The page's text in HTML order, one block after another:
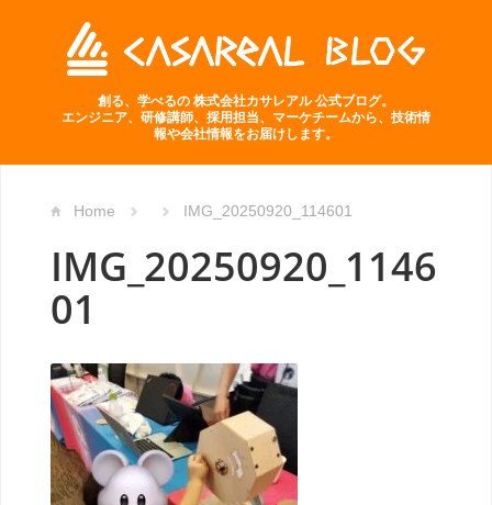
創る、学べるの 株式会社カサレアル 公式ブログ。
エンジニア、研修講師、採用担当、マーケチームから、技術情
報や会社情報をお届けします。
Home IMG_20250920_114601
IMG_20250920_1146
01